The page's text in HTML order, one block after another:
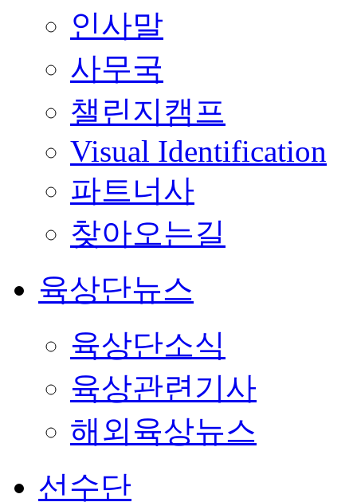
인사말
사무국
챌린지캠프
Visual Identification
파트너사
찾아오는길
육상단뉴스
육상단소식
육상관련기사
해외육상뉴스
선수단